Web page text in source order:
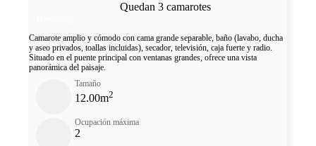
Quedan 3 camarotes
Camarote amplio y cómodo con cama grande separable, baño (lavabo, ducha
y aseo privados, toallas incluidas), secador, televisión, caja fuerte y radio.
Situado en el puente principal con ventanas grandes, ofrece una vista
panorámica del paisaje.
Tamaño
12.00m2
Ocupación máxima
2